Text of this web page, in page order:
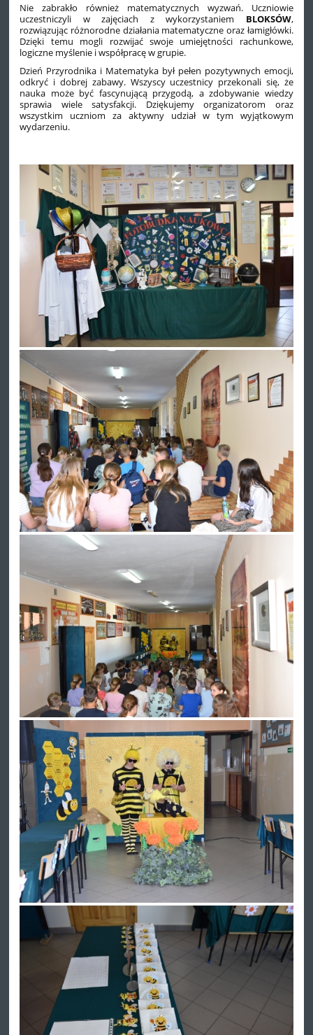
Nie zabrakło również matematycznych wyzwań. Uczniowie
uczestniczyli w zajęciach z wykorzystaniem BLOKSÓW,
rozwiązując różnorodne działania matematyczne oraz łamigłówki.
Dzięki temu mogli rozwijać swoje umiejętności rachunkowe,
logiczne myślenie i współpracę w grupie.
Dzień Przyrodnika i Matematyka był pełen pozytywnych emocji,
odkryć i dobrej zabawy. Wszyscy uczestnicy przekonali się, że
nauka może być fascynującą przygodą, a zdobywanie wiedzy
sprawia wiele satysfakcji. Dziękujemy organizatorom oraz
wszystkim uczniom za aktywny udział w tym wyjątkowym
wydarzeniu.